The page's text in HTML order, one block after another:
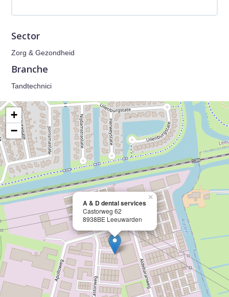
Sector
Zorg & Gezondheid
Branche
Tandtechnici
A & D dental services
Castorweg 62
8938BE Leeuwarden
×
+
−